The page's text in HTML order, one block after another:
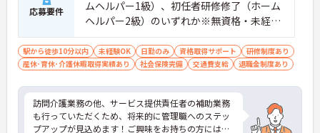
応募要件
ムヘルパー1級）、初任者研修修了（ホーム
ヘルパー2級）のいずれか※無資格・未経験
も相談可
駅から徒歩10分以内 未経験OK 日勤のみ 資格取得サポート
研修制度あり
産休･育休･介護休暇取得実績あり
社会保険完備 交通費支給 退職金制度あり
訪問介護業務の他、サービス提供責任者の補助業務
も行っていただくため、将来的に管理職へのステッ
プアップが見込めます！ご興味をお持ちの方には、